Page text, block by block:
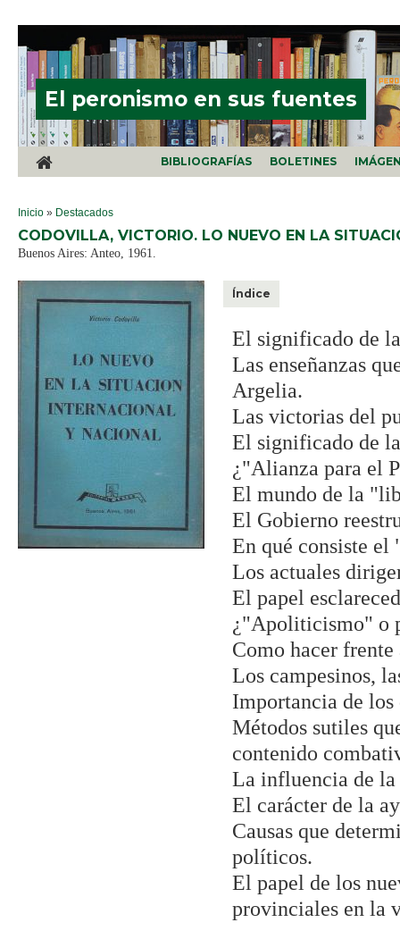
El peronismo en sus fuentes
BIBLIOGRAFÍAS BOLETINES
SE ENCUENTRA USTED AQUÍ
Inicio » Destacados
CODOVILLA, VICTORIO. LO NUEVO EN LA
Buenos Aires: Anteo, 1961.
Índice
El significado de
Las enseñanzas
Argelia.
Las victorias del
El significado de
¿"Alianza para el
El mundo de la
El Gobierno
En qué consiste
Los actuales
El papel
¿"Apoliticismo" o
Como hacer
Los campesinos,
Importancia de los
Métodos sutiles
contenido
La influencia de la
El carácter de la
Causas que
políticos.
El papel de los
provinciales en la